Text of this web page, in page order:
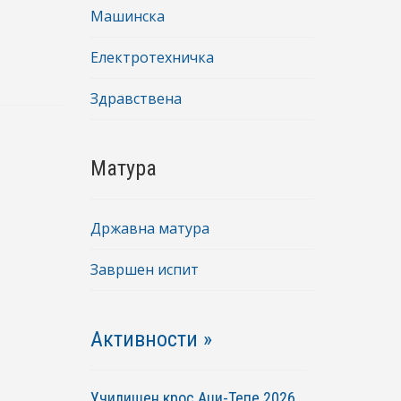
Машинска
Електротехничка
Здравствена
Матура
Државна матура
Завршен испит
Активности »